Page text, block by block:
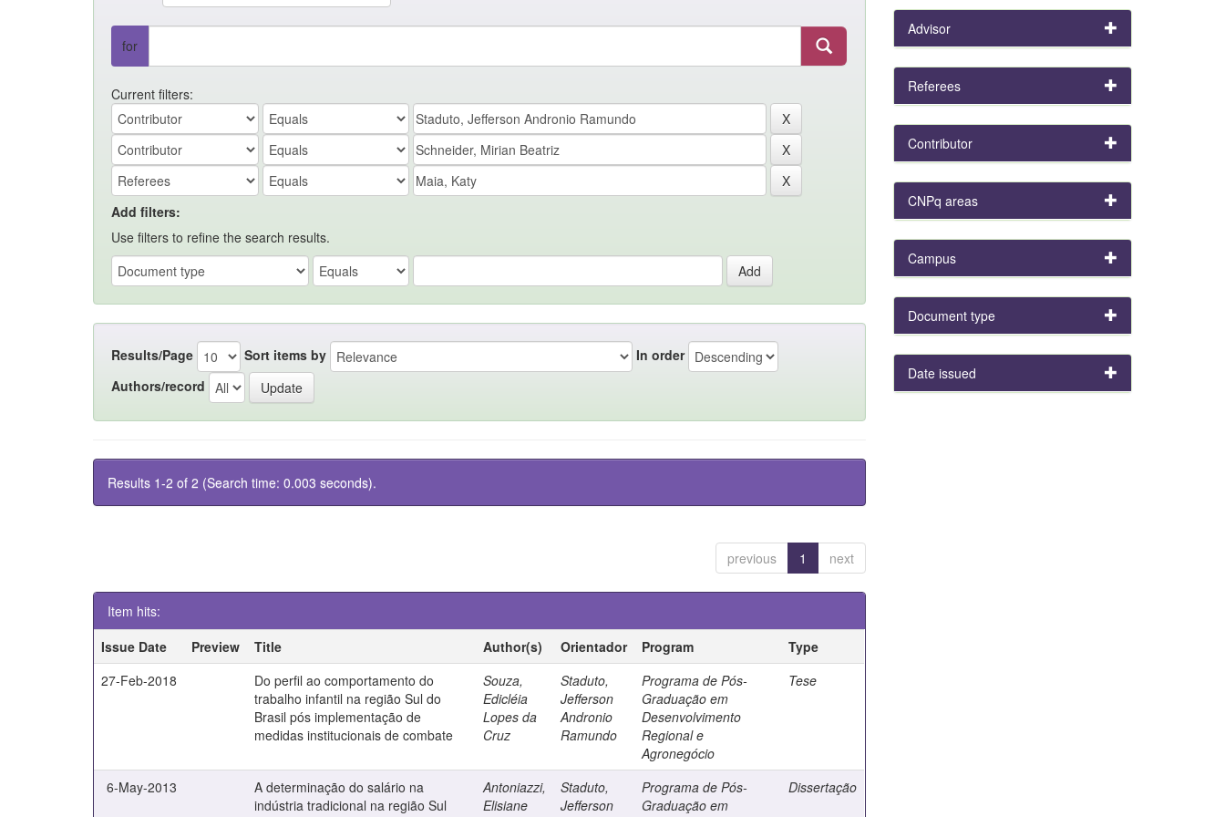
for
Current filters:
Add filters:
Use filters to refine the search results.
Results/Page Sort items by
In order
Authors/record
Results 1-2 of 2 (Search time: 0.003 seconds).
previous 1 next
Item hits:
Issue Date
Preview Title Author(s) Orientador Program
Type
27-Feb-2018
Do perfil ao comportamento do
trabalho infantil na região Sul do
Brasil pós implementação de
medidas institucionais de combate
Souza,
Edicléia
Lopes da
Cruz
Staduto,
Jefferson
Andronio
Ramundo
Programa de Pós-
Graduação em
Desenvolvimento
Regional e
Agronegócio
Tese
6-May-2013
A determinação do salário na
indústria tradicional na região Sul
Antoniazzi,
Elisiane
Staduto,
Jefferson
Programa de Pós-
Graduação em
Dissertação
Advisor
Referees
Contributor
CNPq areas
Campus
Document type
Date issued